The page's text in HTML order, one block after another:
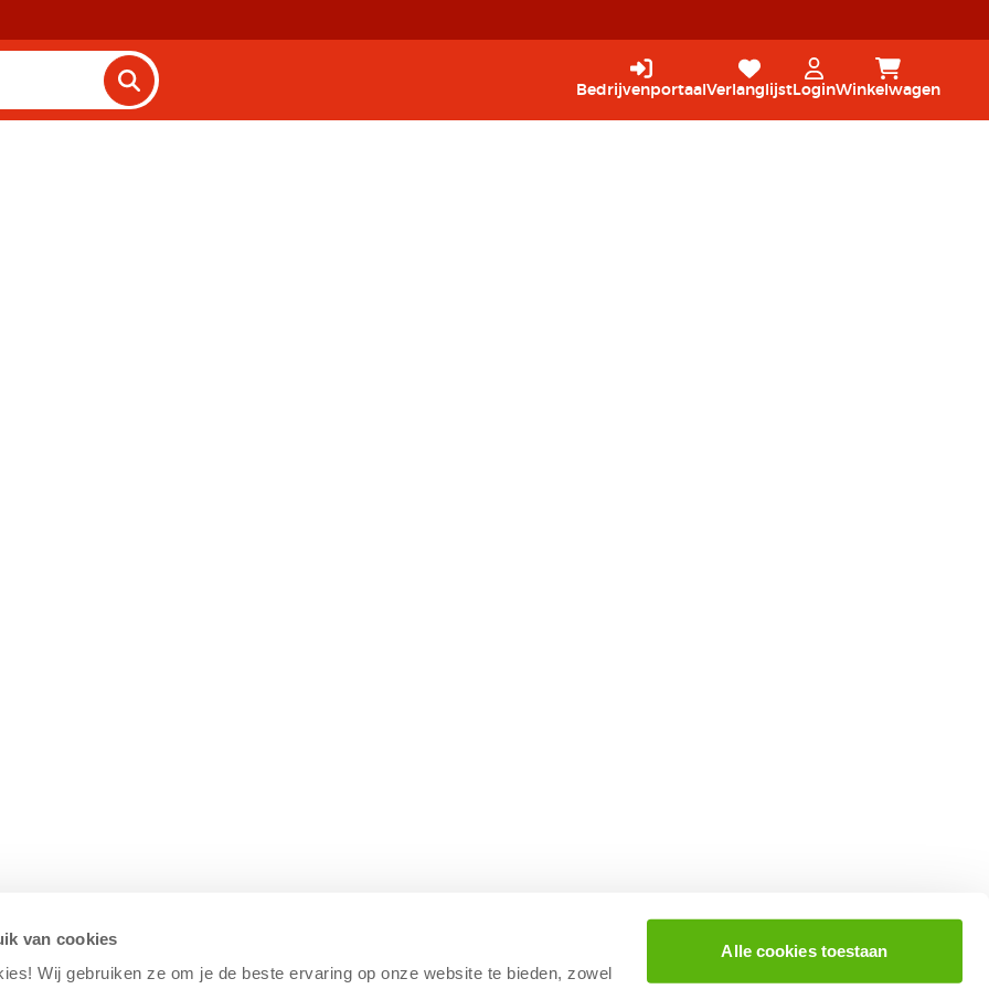
van cookies
Wij gebruiken ze om je de beste ervaring op onze website te bieden, zowel
Alle cookies toestaan
Bedrijvenportaal Verlanglijst LoginWinkelwagen